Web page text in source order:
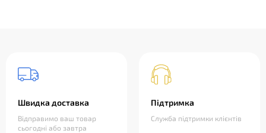
Швидка доставка
Відправимо ваш товар
сьогодні або завтра
Підтримка
Служба підтримки клієнтів